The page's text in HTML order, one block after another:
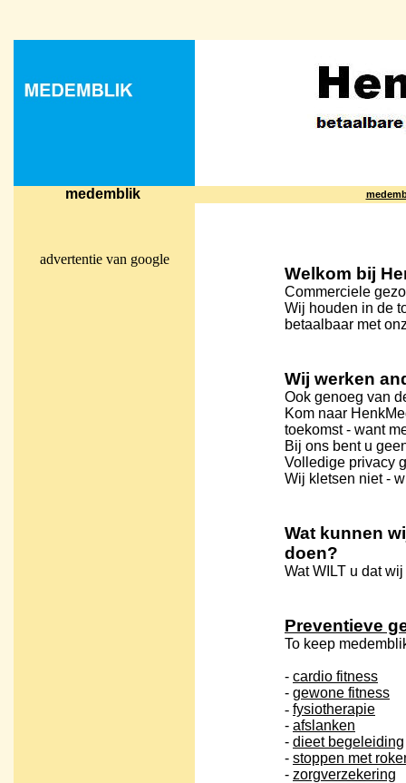
medemblik
advertentie van google
Welkom bij
Commerciele
Wij houden in de
betaalbaar met
Wij werken
Ook genoeg van
Kom naar
toekomst - want
Bij ons bent u
Volledige privacy
Wij kletsen niet -
Wat kunnen
doen?
Wat WILT u dat
Preventieve
To keep
- cardio fitness
- gewone fitness
- fysiotherapie
- afslanken
- dieet begeleiding
- stoppen met
- zorgverzekering